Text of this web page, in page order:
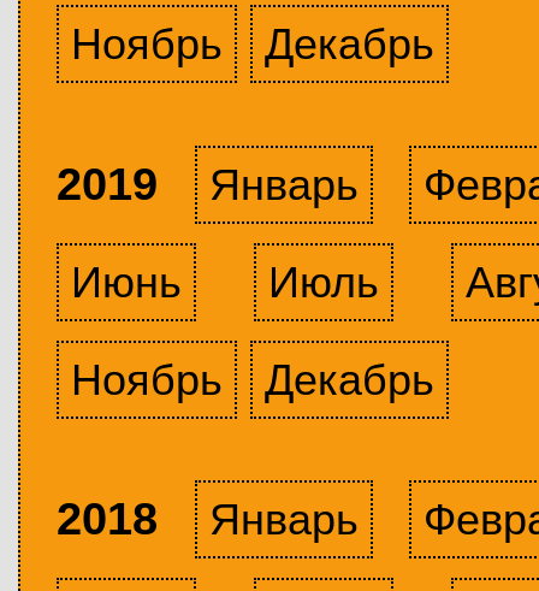
Ноябрь
Декабрь
2019 Январь
Июнь
Июль
Ноябрь
Декабрь
2018 Январь